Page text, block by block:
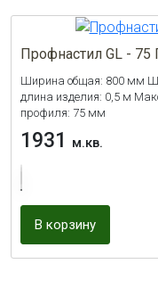
Профнастил GL -
Ширина общая: 800 мм
длина изделия: 0,5 м
профиля: 75 мм
1931 м.кв.
В корзину